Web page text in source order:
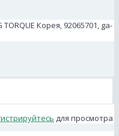
Корея, 92065701, ga-
для просмотра